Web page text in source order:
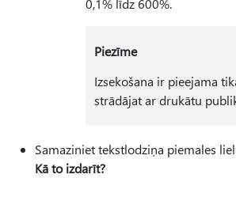
0,1% līdz 600%.
Piezīme
Izsekošana ir pieejama
strādājat ar drukātu
Samaziniet tekstlodziņa piemales
Kā to izdarīt?